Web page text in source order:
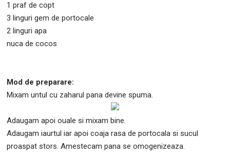
1 praf de copt
3 linguri gem de portocale
2 linguri apa
nuca de cocos
Mod de preparare:
Mixam untul cu zaharul pana devine spuma.
Adaugam apoi ouale si mixam bine.
Adaugam iaurtul iar apoi coaja rasa de portocala si sucul
proaspat stors. Amestecam pana se omogenizeaza.